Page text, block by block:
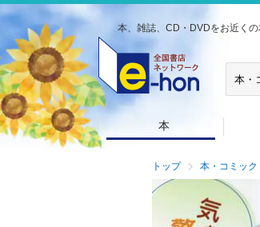
本、雑誌、CD・DVDをお近く
本
トップ 本・コミック